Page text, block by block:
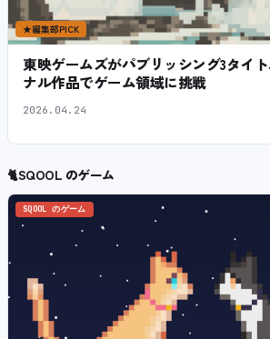
★編集部PICK
東映ゲームズがパブリッシング3タイ
ナル作品でゲーム領域に挑戦
2026.04.24
🐈SQOOL のゲーム
SQOOL のゲーム